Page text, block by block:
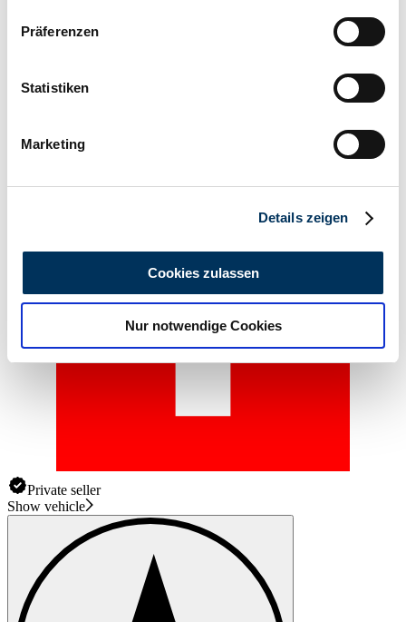
Informationen über Ihre geografische Lage
können
bestimmten Merkmalen (Fingerprinting) identifizieren
Erfahren Sie mehr darüber, wie Ihre persönlichen Daten
analysieren. Außerdem geben wir Informationen zu Ihrer
Verwendung unserer Website an unsere Partner für
soziale Medien, Werbung und Analysen weiter. Unsere
haben oder die sie im Rahmen Ihrer Nutzung der Dienste
Präferenzen
Statistiken
Marketing
Details zeigen
Cookies zulassen
Nur notwendige Cookies
Private seller
Show vehicle